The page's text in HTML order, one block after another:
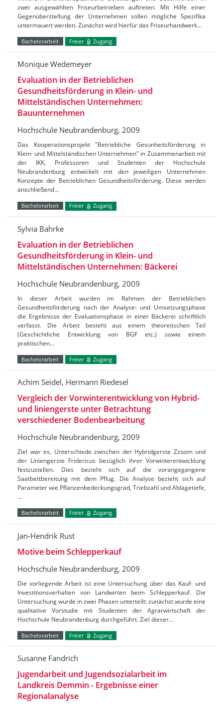
zwei ausgewählten Friseurbetrieben auftreten. Mit Hilfe einer
Gegenüberstellung der Unternehmen sollen mögliche Spezifika
untermauert werden. Zunächst wird hierfür das Friseurhandwerk…
Bachelorarbeit Freier Zugang
Monique Wedemeyer
Evaluation in der Betrieblichen
Gesundheitsförderung in Klein- und
Mittelständischen Unternehmen:
Bauunternehmen
Hochschule Neubrandenburg, 2009
Das Kooperationsprojekt "Betriebliche Gesunheitsförderung in
Klein- und Mittelständischen Unternehmen" in Zusammenarbeit mit
der IKK, Professoren und Studenten der Hochschule
Neubrandenburg entwickelt mit den jeweiligen Unternehmen
Konzepte der Betrieblichen Gesundheitsförderung. Diese werden
anschließend…
Bachelorarbeit Freier Zugang
Sylvia Bahrke
Evaluation in der Betrieblichen
Gesundheitsförderung in Klein- und
Mittelständischen Unternehmen: Bäckerei
Hochschule Neubrandenburg, 2009
In dieser Arbeit wurden im Rahmen der Betrieblichen
Gesundheitsförderung nach der Analyse- und Umsetzungsphase
die Ergebnisse der Evaluationsphase in einer Bäckerei schriftlich
verfasst. Die Arbeit besteht aus einem theoretischen Teil
(Geschichtliche Entwicklung von BGF etc.) sowie einem
praktischen…
Bachelorarbeit Freier Zugang
Achim Seidel, Hermann Riedesel
Vergleich der Vorwinterentwicklung von Hybrid-
und liniengerste unter Betrachtung
verschiedener Bodenbearbeitung
Hochschule Neubrandenburg, 2009
Ziel war es, Unterschiede zwischen der Hybridgerste Zzoom und
der Liniengerste Fridericus bezüglich ihrer Vorwinterentwicklung
festzustellen. Dies bezieht sich auf die vorangegangene
Saatbettbereitung mit dem Pflug. Die Analyse bezieht sich auf
Parameter wie Pflanzenbedeckungsgrad, Triebzahl und Ablagetiefe,
…
Bachelorarbeit Freier Zugang
Jan-Hendrik Rust
Motive beim Schlepperkauf
Hochschule Neubrandenburg, 2009
Die vorliegende Arbeit ist eine Untersuchung über das Kauf- und
Investitionsverhalten von Landwirten beim Schlepperkauf. Die
Untersuchung wurde in zwei Phasen unterteilt: zunächst wurde eine
qualitative Vorstudie mit Studenten der Agrarwirtschaft der
Hochschule Neubrandenburg durchgeführt. Ziel dieser…
Bachelorarbeit Freier Zugang
Susanne Fandrich
Jugendarbeit und Jugendsozialarbeit im
Landkreis Demmin - Ergebnisse einer
Regionalanalyse